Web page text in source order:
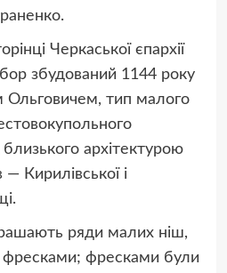
Черкаської єпархії
збудований 1144 року
тип малого
архітектурою
Кирилівської і
ряди малих ніш,
фресками; фресками були